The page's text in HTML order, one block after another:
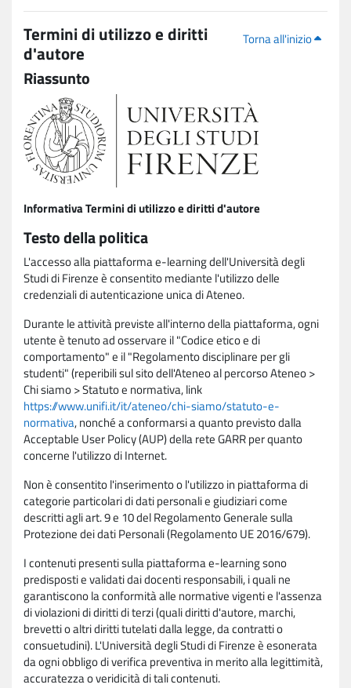
Torna all'inizio
Termini di utilizzo e diritti
d'autore
Riassunto
Informativa Termini di utilizzo e diritti d'autore
Testo della politica
L'accesso alla piattaforma e-learning dell'Università degli
Studi di Firenze è consentito mediante l'utilizzo delle
credenziali di autenticazione unica di Ateneo.
Durante le attività previste all'interno della piattaforma, ogni
utente è tenuto ad osservare il "Codice etico e di
comportamento" e il "Regolamento disciplinare per gli
studenti" (reperibili sul sito dell'Ateneo al percorso Ateneo >
Chi siamo > Statuto e normativa, link
https://www.unifi.it/it/ateneo/chi-siamo/statuto-e-
normativa, nonché a conformarsi a quanto previsto dalla
Acceptable User Policy (AUP) della rete GARR per quanto
concerne l'utilizzo di Internet.
Non è consentito l'inserimento o l'utilizzo in piattaforma di
categorie particolari di dati personali e giudiziari come
descritti agli art. 9 e 10 del Regolamento Generale sulla
Protezione dei dati Personali (Regolamento UE 2016/679).
I contenuti presenti sulla piattaforma e-learning sono
predisposti e validati dai docenti responsabili, i quali ne
garantiscono la conformità alle normative vigenti e l'assenza
di violazioni di diritti di terzi (quali diritti d'autore, marchi,
brevetti o altri diritti tutelati dalla legge, da contratti o
consuetudini). L'Università degli Studi di Firenze è esonerata
da ogni obbligo di verifica preventiva in merito alla legittimità,
accuratezza o veridicità di tali contenuti.